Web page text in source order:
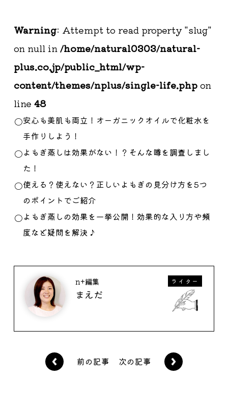
Warning: Attempt to read property "slug"
on null in /home/natural0303/natural-
plus.co.jp/public_html/wp-
content/themes/nplus/single-life.phpon
line 48
安心も美肌も両立！オーガニックオイルで化粧水を
手作りしよう！
よもぎ蒸しは効果がない！？そんな噂を調査しまし
た！
使える？使えない？正しいよもぎの見分け方を5つ
のポイントでご紹介
よもぎ蒸しの効果を一挙公開！効果的な入り方や頻
度など疑問を解決♪
n+編集
まえだ
ライター
前の記事 次の記事